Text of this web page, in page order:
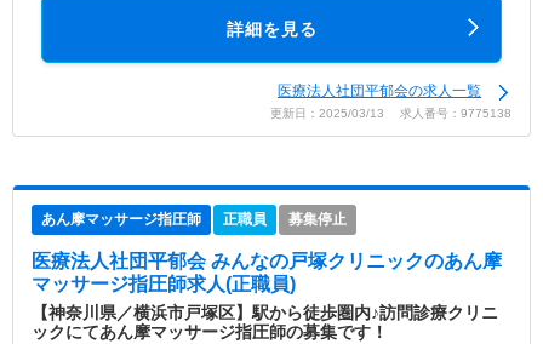
詳細を見る
医療法人社団平郁会の求人一覧
更新日：2025/03/13 求人番号：9775138
あん摩マッサージ指圧師 正職員 募集停止
医療法人社団平郁会 みんなの戸塚クリニックのあん摩
マッサージ指圧師求人(正職員)
【神奈川県／横浜市戸塚区】駅から徒歩圏内♪訪問診療クリニ
ックにてあん摩マッサージ指圧師の募集です！